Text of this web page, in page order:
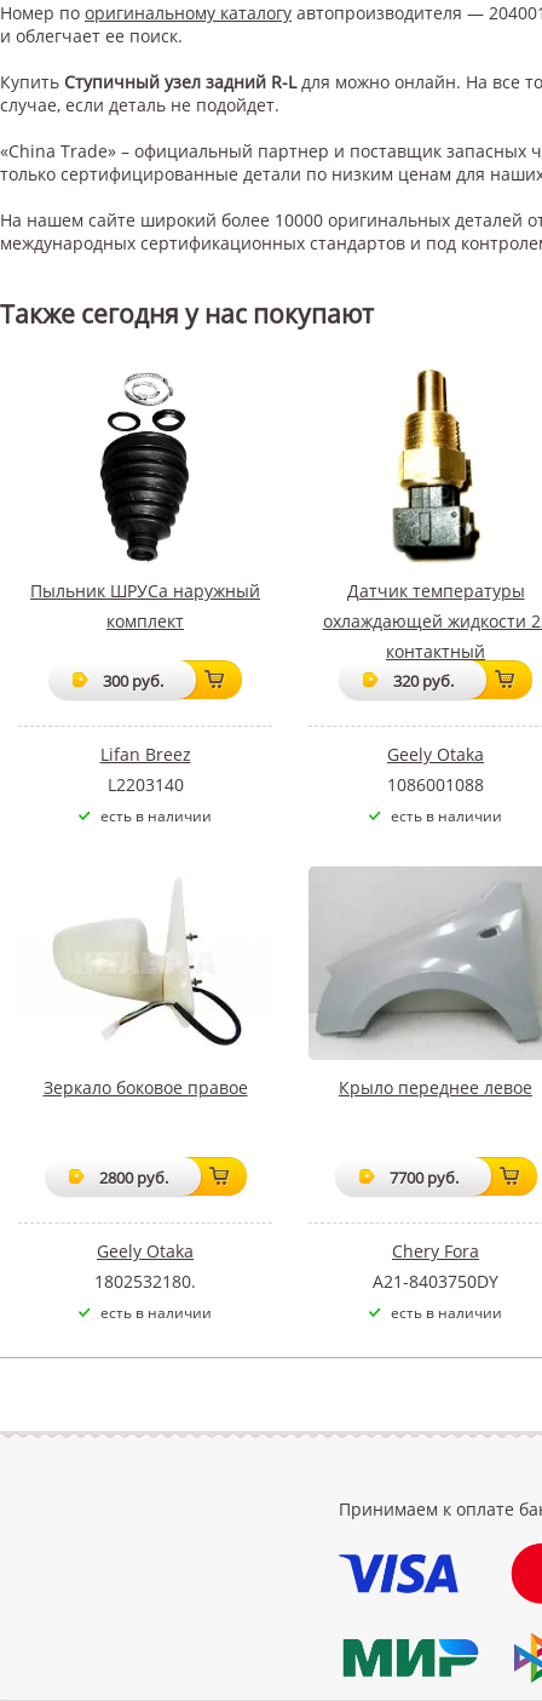
Номер по оригинальному каталогу автопроизводителя —
и облегчает ее поиск.
Купить Ступичный узел задний R-Lдля можно онлайн. На все
случае, если деталь не подойдет.
«China Trade» – официальный партнер и поставщик запасных
только сертифицированные детали по низким ценам для
На нашем сайте широкий более 10000 оригинальных деталей
международных сертификационных стандартов и под
Также сегодня у нас покупают
Пыльник ШРУСа наружный
комплект
300 руб.
Lifan Breez
L2203140
есть в наличии
Датчик температуры
охлаждающей жидкости
контактный
320 руб.
Geely Otaka
1086001088
есть в наличии
Зеркало боковое правое
2800 руб.
Geely Otaka
1802532180.
есть в наличии
Крыло переднее левое
7700 руб.
Chery Fora
A21-8403750DY
есть в наличии
Принимаем к оплате